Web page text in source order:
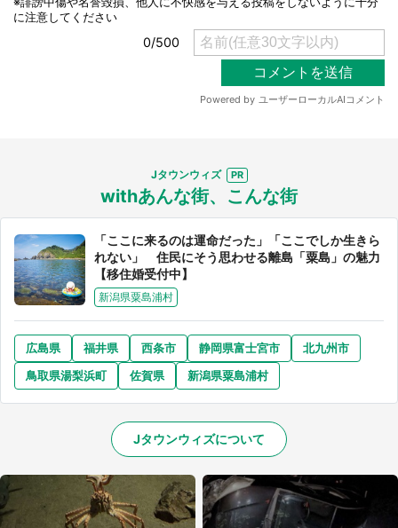
Jタウンウィズ
withあんな街、こんな街
「ここに来るのは運命だった」「ここでしか生きら
れない」 住民にそう思わせる離島「粟島」の魅力
【移住婚受付中】
新潟県粟島浦村
広島県 福井県 西条市 静岡県富士宮市
北九州市
鳥取県湯梨浜町
佐賀県 新潟県粟島浦村
Jタウンウィズについて